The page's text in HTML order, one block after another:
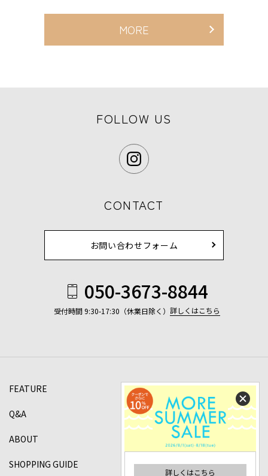
詳しくはこちら
MORE
FOLLOW US
CONTACT
お問い合わせフォーム
050-3673-8844
受付時間 9:30-17:30（休業日除く） 詳しくはこちら
FEATURE
Q&A
ABOUT
SHOPPING GUIDE